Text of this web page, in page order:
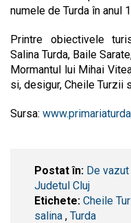
numele de Turda în anul
Printre obiectivele
Salina Turda, Baile
Mormantul lui Mihai
si, desigur, Cheile Turzii
Sursa:
Postat în: De vazut
Judetul Cluj
Etichete: Cheile
salina , Turda